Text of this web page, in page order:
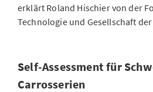
erklärt Roland Hischier von der
Technologie und Gesellschaft der
Self-Assessment für
Carrosserien